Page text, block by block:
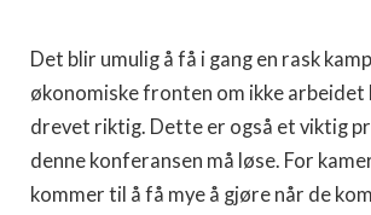
Det blir umulig å få i gang en rask
økonomiske fronten om ikke arbeidet
drevet riktig. Dette er også et viktig
denne konferansen må løse. For
kommer til å få mye å gjøre når de